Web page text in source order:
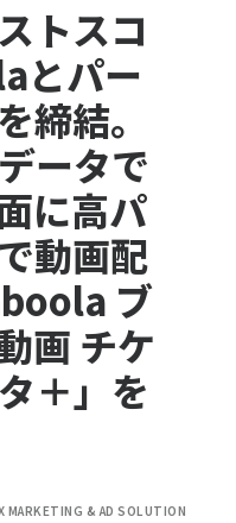
トスコ
とパー
締結。
ータで
に高パ
動画配
ブ
画 チケ
＋」を
MARKETING & AD SOLUTION